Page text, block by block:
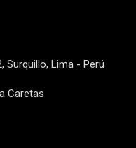
Surquillo, Lima - Perú
Caretas